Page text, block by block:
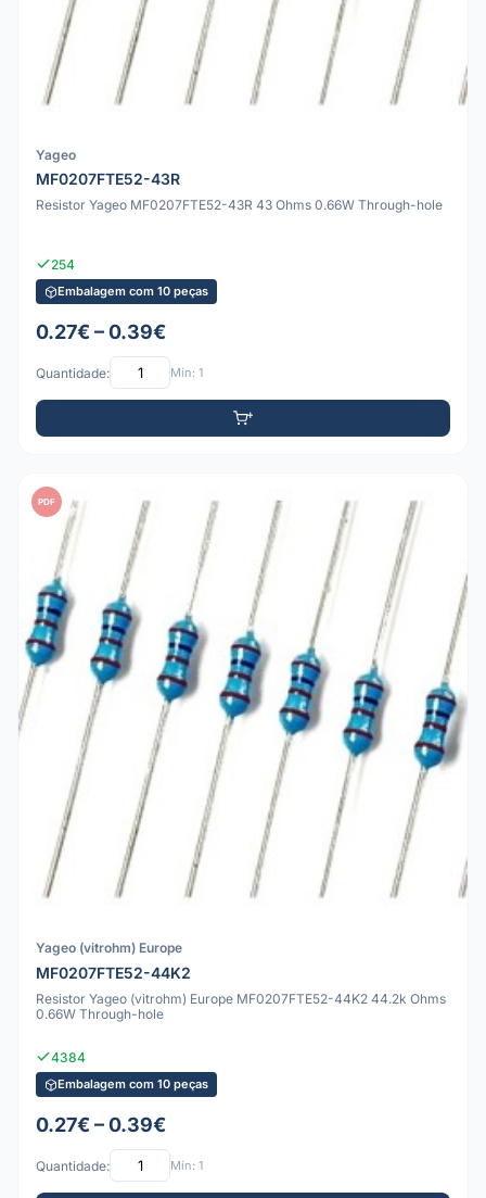
Yageo
MF0207FTE52-43R
Resistor Yageo MF0207FTE52-43R 43 Ohms 0.66W Through-hole
254
Embalagem com 10 peças
0.27€ – 0.39€
Quantidade: Mín: 1
PDF
Yageo (vitrohm) Europe
MF0207FTE52-44K2
Resistor Yageo (vitrohm) Europe MF0207FTE52-44K2 44.2k Ohms
0.66W Through-hole
4384
Embalagem com 10 peças
0.27€ – 0.39€
Quantidade: Mín: 1